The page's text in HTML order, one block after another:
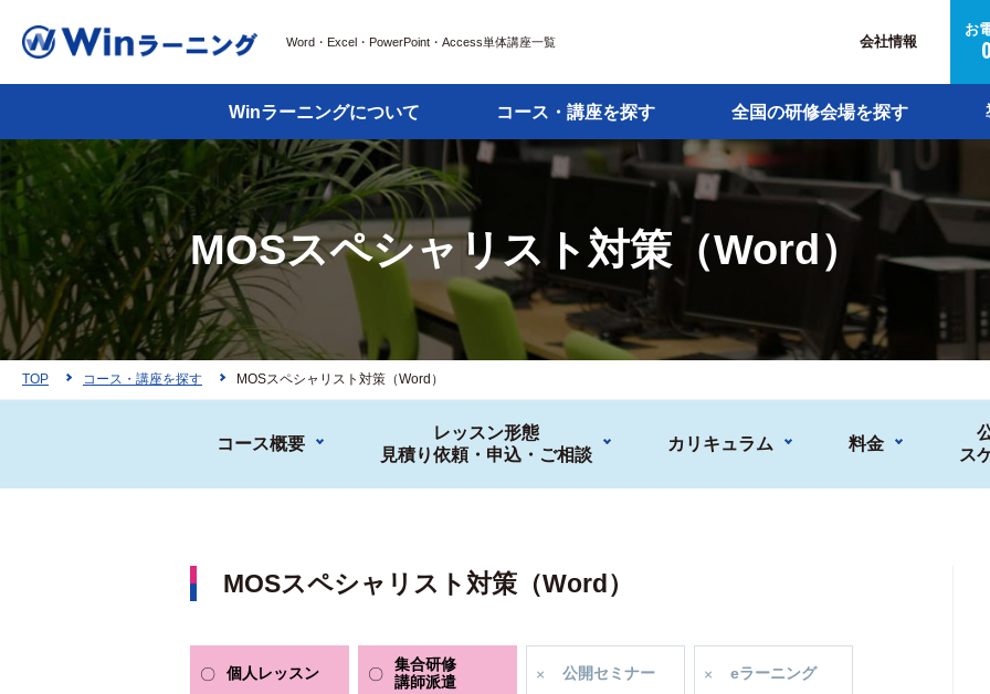
Word・Excel・PowerPoint・Access単体講座一覧 会社情報
お
Winラーニングについて コース・講座を探す 全国の研修会場を探す
MOSスペシャリスト対策（Word）
TOP コース・講座を探す MOSスペシャリスト対策（Word）
コース概要
レッスン形態
見積り依頼・申込・ご相談
カリキュラム 料金
ス
MOSスペシャリスト対策（Word）
個人 レッスン
集合研修
講師派遣
公開セミナー eラーニング